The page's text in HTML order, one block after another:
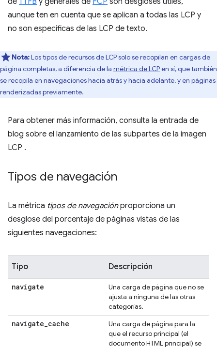
aunque ten en cuenta que se aplican a todas las LCP y
no son específicas de las LCP de texto.
Nota:Los tipos de recursos de LCP solo se recopilan en cargas de
página completas, a diferencia de la métrica de LCPen sí, que también
se recopila en navegaciones hacia atrás y hacia adelante, y en páginas
renderizadas previamente.
Para obtener más información, consulta la entrada de
blog sobre el lanzamiento de las subpartes de la imagen
LCP .
Tipos de navegación
La métrica tipos de navegaciónproporciona un
desglose del porcentaje de páginas vistas de las
siguientes navegaciones:
Tipo Descripción
navigate
Una carga de página que no se
ajusta a ninguna de las otras
categorías.
navigate_cache
Una carga de página para la
que el recurso principal (el
documento HTML principal) se